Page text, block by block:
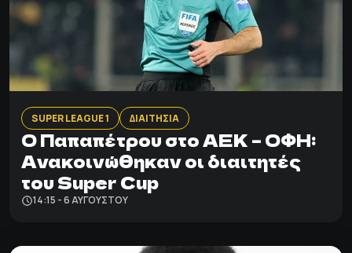
SUPER LEAGUE 1 ΔΙΑΙΤΗΣΙΑ
Ο Παπαπέτρου στο ΑΕΚ – ΟΦΗ:
Ανακοινώθηκαν οι διαιτητές
του Super Cup
14:15 - 6 ΑΥΓΟΎΣΤΟΥ